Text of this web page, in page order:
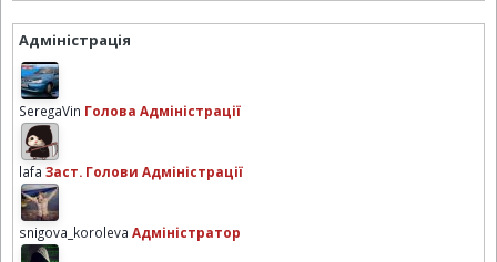
Адміністрація
SeregaVin Голова Адміністрації
lafa Заст. Голови Адміністрації
snigova_koroleva Адміністратор